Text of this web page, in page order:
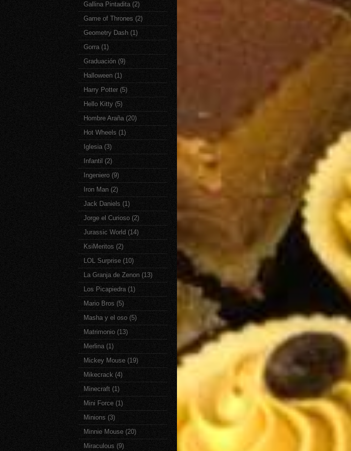
Gallina Pintadita (2)
Game of Thrones (2)
Geometry Dash (1)
Gorra (1)
Graduación (9)
Halloween (1)
Harry Potter (5)
Hello Kitty (5)
Hombre Araña (20)
Hot Wheels (1)
Iglesia (3)
Infantil (2)
Ingeniero (9)
Iron Man (2)
Jack Daniels (1)
Jorge el Curioso (2)
Jurassic World (14)
KsiMeritos (2)
LOL Surprise (10)
La Granja de Zenon (13)
Los Picapiedra (1)
Mario Bros (5)
Masha y el oso (5)
Matrimonio (13)
Merlina (1)
Mickey Mouse (19)
Mikecrack (4)
Minecraft (1)
Mini Force (1)
Minions (3)
Minnie Mouse (20)
Miraculous (9)